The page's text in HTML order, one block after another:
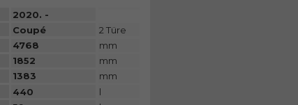
2020. -
Coupé
2 Türe
4768
mm
1852
mm
1383
mm
440
l